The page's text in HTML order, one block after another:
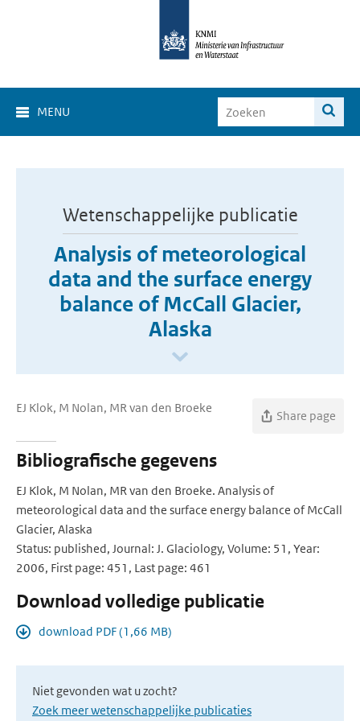
MENU
Wetenschappelijke publicatie
Analysis of meteorological
data and the surface energy
balance of McCall Glacier,
Alaska
EJ Klok, M Nolan, MR van den Broeke
Share page
Bibliografische gegevens
EJ Klok, M Nolan, MR van den Broeke. Analysis of
meteorological data and the surface energy balance of McCall
Glacier, Alaska
Status: published, Journal: J. Glaciology, Volume: 51, Year:
2006, First page: 451, Last page: 461
Download volledige publicatie
download PDF (1,66 MB)
Niet gevonden wat u zocht?
Zoek meer wetenschappelijke publicaties